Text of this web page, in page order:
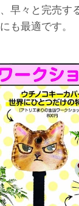
早々と完売す
も最適です。